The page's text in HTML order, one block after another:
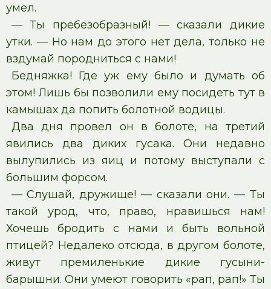
умел.
— Ты пребезобразный! — сказали дикие
утки. — Но нам до этого нет дела, только не
вздумай породниться с нами!
Бедняжка! Где уж ему было и думать об
этом! Лишь бы позволили ему посидеть тут в
камышах да попить болотной водицы.
Два дня провел он в болоте, на третий
явились два диких гусака. Они недавно
вылупились из яиц и потому выступали с
большим форсом.
— Слушай, дружище! — сказали они. — Ты
такой урод, что, право, нравишься нам!
Хочешь бродить с нами и быть вольной
птицей? Недалеко отсюда, в другом болоте,
живут премиленькие дикие гусыни-
барышни. Они умеют говорить «рап, рап!» Ты